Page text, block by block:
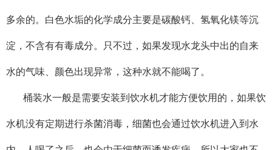
多余的。白色水垢的化学成分主要是碳酸钙、氢氧化镁等沉
淀，不含有有毒成分。只不过，如果发现水龙头中出的自来
水的气味、颜色出现异常，这种水就不能喝了。
桶装水一般是需要安装到饮水机才能方便饮用的，如果饮
水机没有定期进行杀菌消毒，细菌也会通过饮水机进入到水